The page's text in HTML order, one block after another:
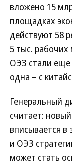
вложено 15
площадках
действуют 58
5 тыс.
ОЭЗ стали еще
одна – с
Генеральный
считает:
вписывается в
и ОЭЗ
может стать